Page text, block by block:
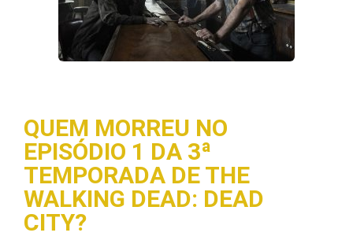
QUEM MORREU NO
EPISÓDIO 1 DA 3ª
TEMPORADA DE THE
WALKING DEAD: DEAD
CITY?